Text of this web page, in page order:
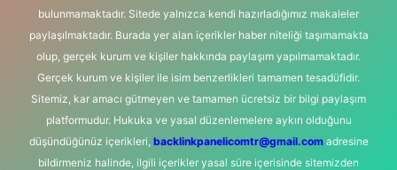
bulunmamaktadır. Sitede yalnızca kendi hazırladığımız makaleler
paylaşılmaktadır. Burada yer alan içerikler haber niteliği taşımamakta
olup, gerçek kurum ve kişiler hakkında paylaşım yapılmamaktadır.
Gerçek kurum ve kişiler ile isim benzerlikleri tamamen tesadüfidir.
Sitemiz, kar amacı gütmeyen ve tamamen ücretsiz bir bilgi paylaşım
platformudur. Hukuka ve yasal düzenlemelere aykırı olduğunu
düşündüğünüz içerikleri, backlinkpanelicomtr@gmail.comadresine
bildirmeniz halinde, ilgili içerikler yasal süre içerisinde sitemizden